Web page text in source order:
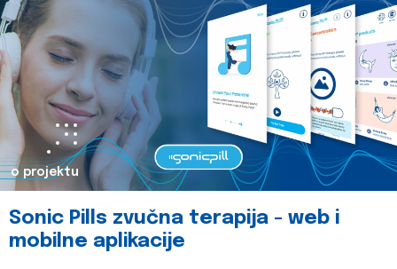
o projektu
Sonic Pills zvučna terapija - web i
mobilne aplikacije